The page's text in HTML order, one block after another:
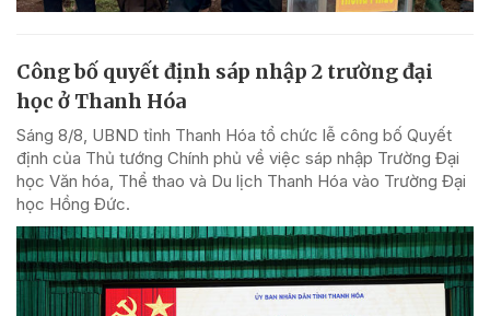
Công bố quyết định sáp nhập 2 trường đại
học ở Thanh Hóa
Sáng 8/8, UBND tỉnh Thanh Hóa tổ chức lễ công bố Quyết
định của Thủ tướng Chính phủ về việc sáp nhập Trường Đại
học Văn hóa, Thể thao và Du lịch Thanh Hóa vào Trường Đại
học Hồng Đức.